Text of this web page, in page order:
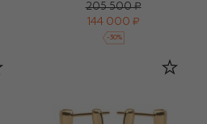
205 500 ₽
144 000 ₽
-30%